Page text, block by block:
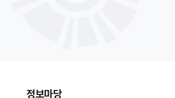
정보마당